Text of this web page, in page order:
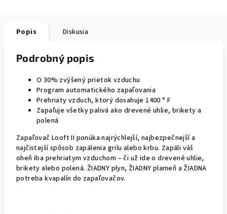
Popis Diskusia
Podrobný popis
O 30% zvýšený prietok vzduchu
Program automatického zapaľovania
Prehriaty vzduch, ktorý dosahuje 1400 ° F
Zapaľuje všetky palivá ako drevené uhlie, brikety a
polená
Zapaľovač Looft II ponúka najrýchlejší, najbezpečnejší a
najčistejší spôsob zapálenia grilu alebo krbu. Zapáli váš
oheň iba prehriatym vzduchom – či už ide o drevené uhlie,
brikety alebo polená. ŽIADNY plyn, ŽIADNY plameň a ŽIADNA
potreba kvapalín do zapaľovačov.